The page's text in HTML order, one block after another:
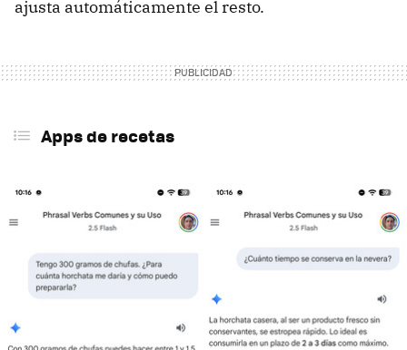
ajusta automáticamente el resto.
Apps de recetas